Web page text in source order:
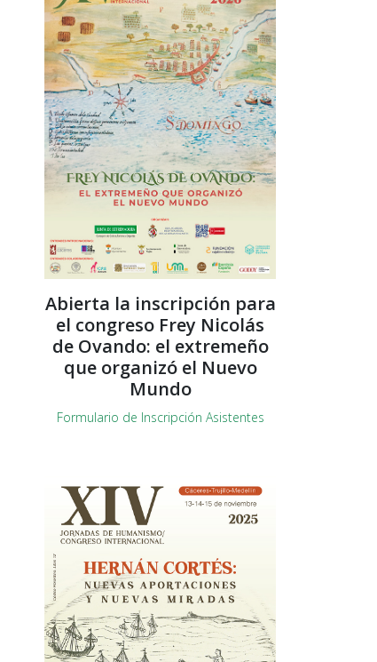
Abierta la inscripción para
el congreso Frey Nicolás
de Ovando: el extremeño
que organizó el Nuevo
Mundo
Formulario de Inscripción Asistentes